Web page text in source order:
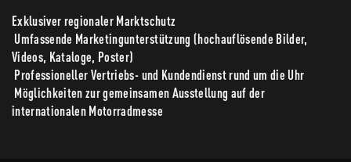
Exklusiver regionaler Marktschutz
Umfassende Marketingunterstützung (hochauflösende Bilder,
Videos, Kataloge, Poster)
Professioneller Vertriebs- und Kundendienst rund um die Uhr
Möglichkeiten zur gemeinsamen Ausstellung auf der
internationalen Motorradmesse